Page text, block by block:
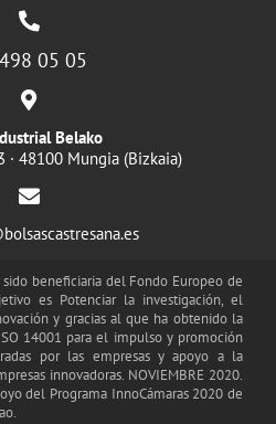
05 05
Belako
· 48100 Mungia (Bizkaia)
sido beneficiaria del Fondo Europeo de
es Potenciar la investigación, el
y gracias al que ha obtenido la
14001 para el impulso y promoción
por las empresas y apoyo a la
innovadoras. NOVIEMBRE 2020.
del Programa InnoCámaras 2020 de